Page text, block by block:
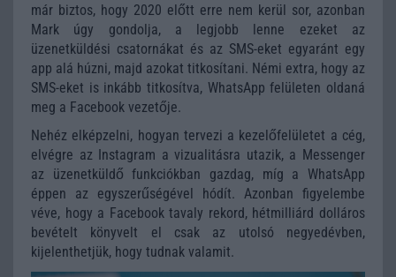
már biztos, hogy 2020 előtt erre nem kerül sor, azonban
Mark úgy gondolja, a legjobb lenne ezeket az
üzenetküldési csatornákat és az SMS-eket egyaránt egy
app alá húzni, majd azokat titkosítani. Némi extra, hogy az
SMS-eket is inkább titkosítva, WhatsApp felületen oldaná
meg a Facebook vezetője.
Nehéz elképzelni, hogyan tervezi a kezelőfelületet a cég,
elvégre az Instagram a vizualitásra utazik, a Messenger
az üzenetküldő funkciókban gazdag, míg a WhatsApp
éppen az egyszerűségével hódít. Azonban figyelembe
véve, hogy a Facebook tavaly rekord, hétmilliárd dolláros
bevételt könyvelt el csak az utolsó negyedévben,
kijelenthetjük, hogy tudnak valamit.